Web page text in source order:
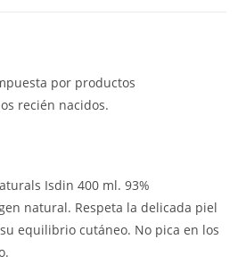
por productos
recién nacidos.
Isdin 400 ml. 93%
natural. Respeta la delicada piel
equilibrio cutáneo. No pica en los